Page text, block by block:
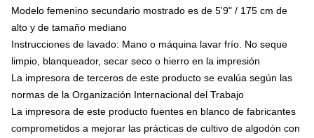
Modelo femenino secundario mostrado es de 5'9" / 175 cm de
alto y de tamaño mediano
Instrucciones de lavado: Mano o máquina lavar frío. No seque
limpio, blanqueador, secar seco o hierro en la impresión
La impresora de terceros de este producto se evalúa según las
normas de la Organización Internacional del Trabajo
La impresora de este producto fuentes en blanco de fabricantes
comprometidos a mejorar las prácticas de cultivo de algodón con